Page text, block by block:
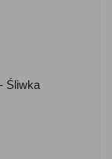
Śliwka